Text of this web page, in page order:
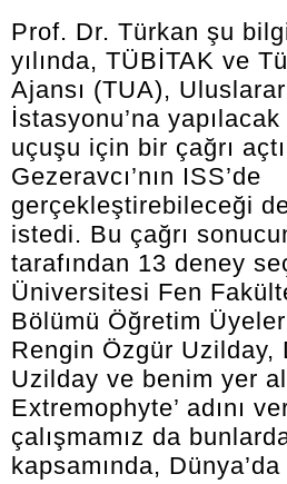
Prof. Dr. Türkan şu
yılında, TÜBİTAK ve
Ajansı (TUA),
İstasyonu’na
uçuşu için bir çağrı
Gezeravcı’nın ISS’de
gerçekleştirebileceği
istedi. Bu çağrı
tarafından 13 deney
Üniversitesi Fen
Bölümü Öğretim
Rengin Özgür Uzilday,
Uzilday ve benim yer
Extremophyte’ adını
çalışmamız da
kapsamında,